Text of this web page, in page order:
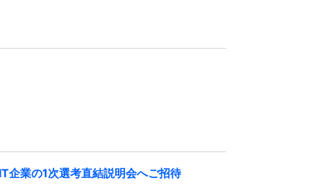
企業の1次選考直結説明会へご招待